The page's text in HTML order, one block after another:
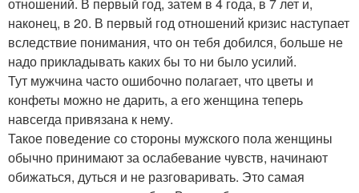
наконец, в 20. В первый год отношений кризис наступает
вследствие понимания, что он тебя добился, больше не
надо прикладывать каких бы то ни было усилий.
Тут мужчина часто ошибочно полагает, что цветы и
конфеты можно не дарить, а его женщина теперь
навсегда привязана к нему.
Такое поведение со стороны мужского пола женщины
обычно принимают за ослабевание чувств, начинают
обижаться, дуться и не разговаривать. Это самая